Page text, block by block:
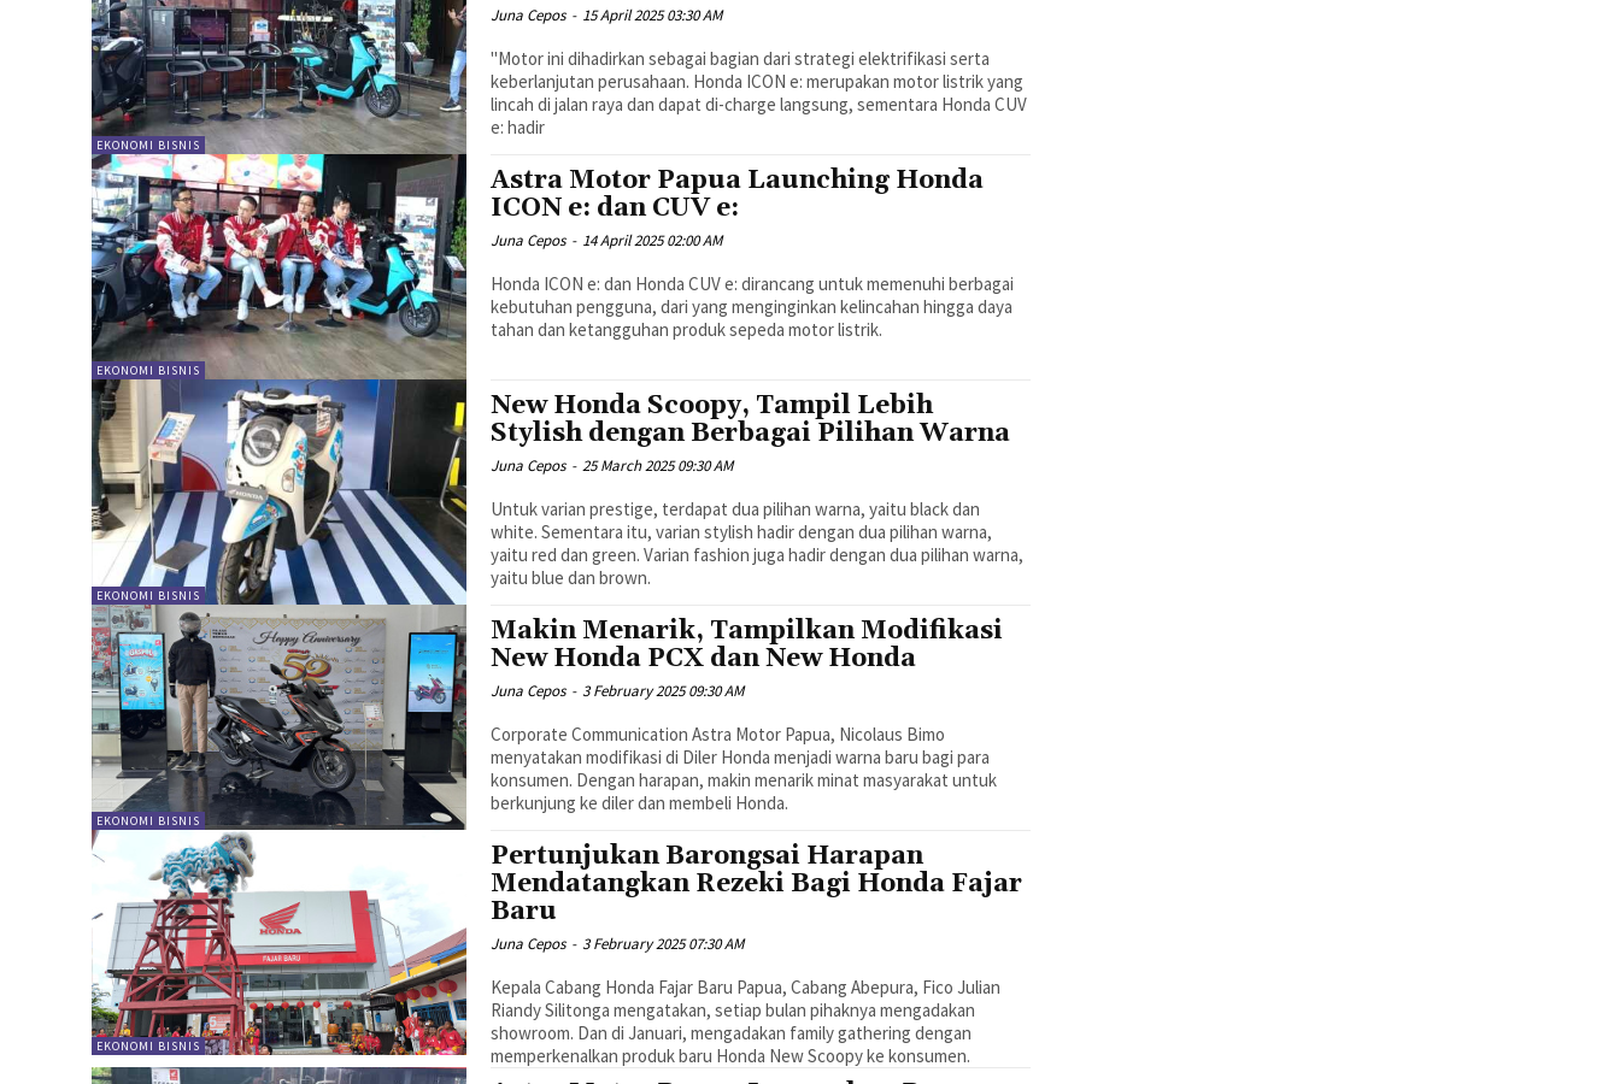
EKONOMI BISNIS
Juna Cepos - 15 April 2025 03:30 AM
"Motor ini dihadirkan sebagai bagian dari strategi elektrifikasi serta
keberlanjutan perusahaan. Honda ICON e: merupakan motor listrik yang
lincah di jalan raya dan dapat di-charge langsung, sementara Honda CUV
e: hadir
EKONOMI BISNIS
Astra Motor Papua Launching Honda
ICON e: dan CUV e:
Juna Cepos - 14 April 2025 02:00 AM
Honda ICON e: dan Honda CUV e: dirancang untuk memenuhi berbagai
kebutuhan pengguna, dari yang menginginkan kelincahan hingga daya
tahan dan ketangguhan produk sepeda motor listrik.
EKONOMI BISNIS
New Honda Scoopy, Tampil Lebih
Stylish dengan Berbagai Pilihan Warna
Juna Cepos - 25 March 2025 09:30 AM
Untuk varian prestige, terdapat dua pilihan warna, yaitu black dan
white. Sementara itu, varian stylish hadir dengan dua pilihan warna,
yaitu red dan green. Varian fashion juga hadir dengan dua pilihan warna,
yaitu blue dan brown.
EKONOMI BISNIS
Makin Menarik, Tampilkan Modifikasi
New Honda PCX dan New Honda
Juna Cepos - 3 February 2025 09:30 AM
Corporate Communication Astra Motor Papua, Nicolaus Bimo
menyatakan modifikasi di Diler Honda menjadi warna baru bagi para
konsumen. Dengan harapan, makin menarik minat masyarakat untuk
berkunjung ke diler dan membeli Honda.
EKONOMI BISNIS
Pertunjukan Barongsai Harapan
Mendatangkan Rezeki Bagi Honda Fajar
Baru
Juna Cepos - 3 February 2025 07:30 AM
Kepala Cabang Honda Fajar Baru Papua, Cabang Abepura, Fico Julian
Riandy Silitonga mengatakan, setiap bulan pihaknya mengadakan
showroom. Dan di Januari, mengadakan family gathering dengan
memperkenalkan produk baru Honda New Scoopy ke konsumen.